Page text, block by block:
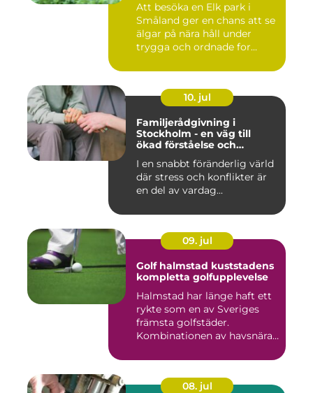
Att besöka en Elk park i
Småland ger en chans att se
älgar på nära håll under
trygga och ordnade for...
10. jul
Familjerådgivning i
Stockholm - en väg till
ökad förståelse och
I en snabbt föränderlig värld
där stress och konflikter är
en del av vardag...
09. jul
Golf halmstad kuststadens
kompletta golfupplevelse
Halmstad har länge haft ett
rykte som en av Sveriges
främsta golfstäder.
Kombinationen av havsnära
08. jul